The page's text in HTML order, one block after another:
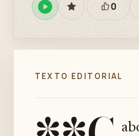
ReproducirGUARDAREstá
0
TEXTO EDITORIAL